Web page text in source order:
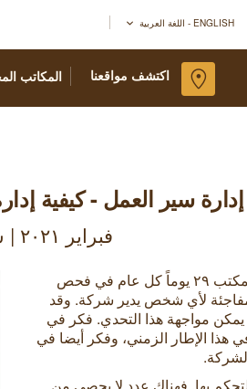
ENGLISH - اللغة العربية
المكاتب اكتشف مواقعنا
إدارة سير العمل - كيفية
فبراير ٢٠٢١ | سيرفكورب
وفقًا لدراسة حديثة، يقضي الموظف العادي في المكتب ٢٩ يوماً كل عام في فحص
مفاجئة لأي شخص يدير شركة. وقد
مواجهة هذا التحدي. فكر في
هذا الإطار الزمني، وفكر أيضا في